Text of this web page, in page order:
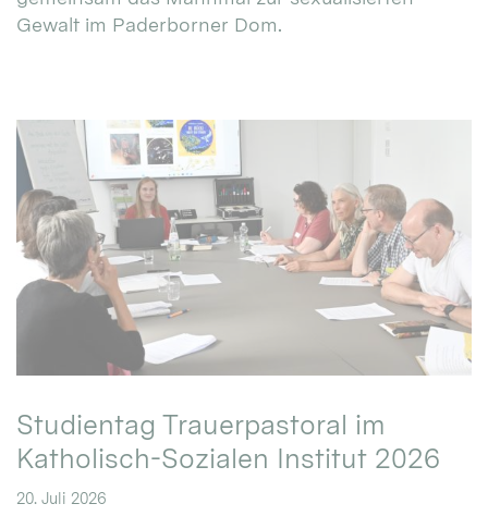
Gewalt im Paderborner Dom.
Studientag Trauerpastoral im
Katholisch-Sozialen Institut 2026
20. Juli 2026